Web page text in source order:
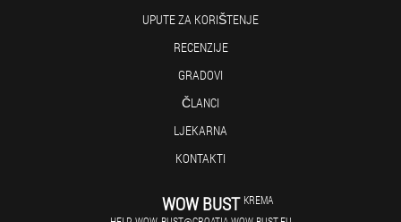
UPUTE ZA KORIŠTENJE
RECENZIJE
GRADOVI
ČLANCI
LJEKARNA
KONTAKTI
WOW BUST KREMA